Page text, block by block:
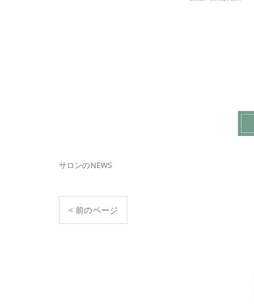
サロンのNEWS
< 前のページ